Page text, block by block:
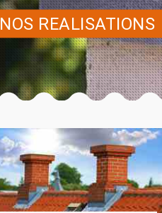
NOS REALISATIONS